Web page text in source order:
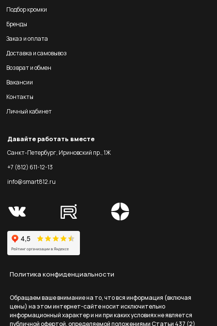
Подбор кромки
Бренды
Заказ и оплата
Доставка и самовывоз
Возврат и обмен
Вакансии
Контакты
Личный кабинет
Давайте работать вместе
Санкт-Петербург, Ириновский пр., 1Ж
+7 (812) 611-12-13
info@smart812.ru
Политика конфиденциальности
Обращаем ваше внимание на то, что вся информация (включая
цены) на этом интернет-сайте носит исключительно
информационный характер и ни при каких условиях не является
публичной офертой, определяемой положениями Статьи 437 (2)